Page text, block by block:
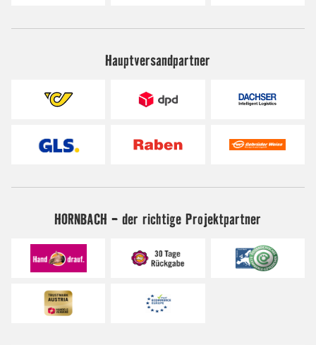
Hauptversandpartner
HORNBACH - der richtige Projektpartner